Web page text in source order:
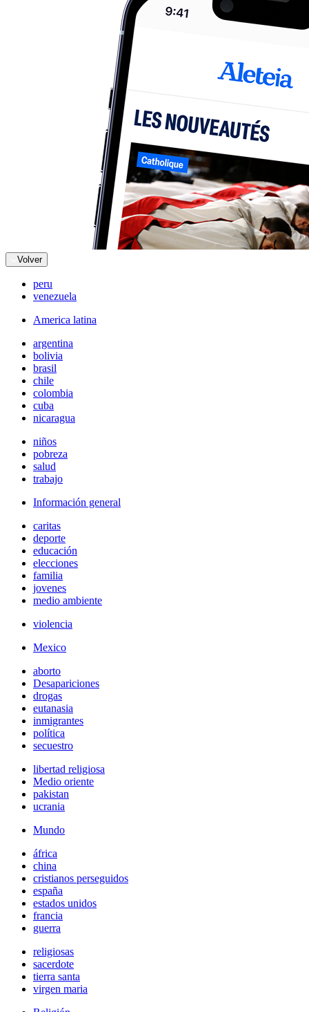
Volver
peru
venezuela
America latina
argentina
bolivia
brasil
chile
colombia
cuba
nicaragua
niños
pobreza
salud
trabajo
Información general
caritas
deporte
educación
elecciones
familia
jovenes
medio ambiente
violencia
Mexico
aborto
Desapariciones
drogas
eutanasia
inmigrantes
política
secuestro
libertad religiosa
Medio oriente
pakistan
ucrania
Mundo
áfrica
china
cristianos perseguidos
españa
estados unidos
francia
guerra
religiosas
sacerdote
tierra santa
virgen maria